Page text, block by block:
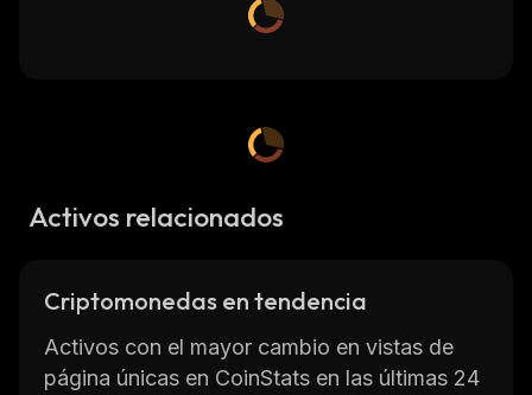
Activos relacionados
Criptomonedas en tendencia
Activos con el mayor cambio en vistas de
página únicas en CoinStats en las últimas 24